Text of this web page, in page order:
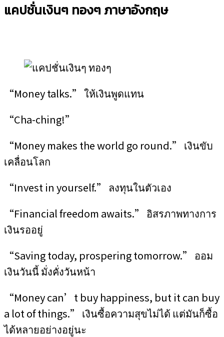
แคปชั่นเงินๆ ทองๆ ภาษาอังกฤษ
“Money talks.” ให้เงินพูดแทน
“Cha-ching!”
“Money makes the world go round.” เงินขับ
เคลื่อนโลก
“Invest in yourself.” ลงทุนในตัวเอง
“Financial freedom awaits.” อิสรภาพทางการ
เงินรออยู่
“Saving today, prospering tomorrow.” ออม
เงินวันนี้ มั่งคั่งวันหน้า
“Money can’t buy happiness, but it can buy
a lot of things.” เงินซื้อความสุขไม่ได้ แต่มันก็ซื้อ
ได้หลายอย่างอยู่นะ